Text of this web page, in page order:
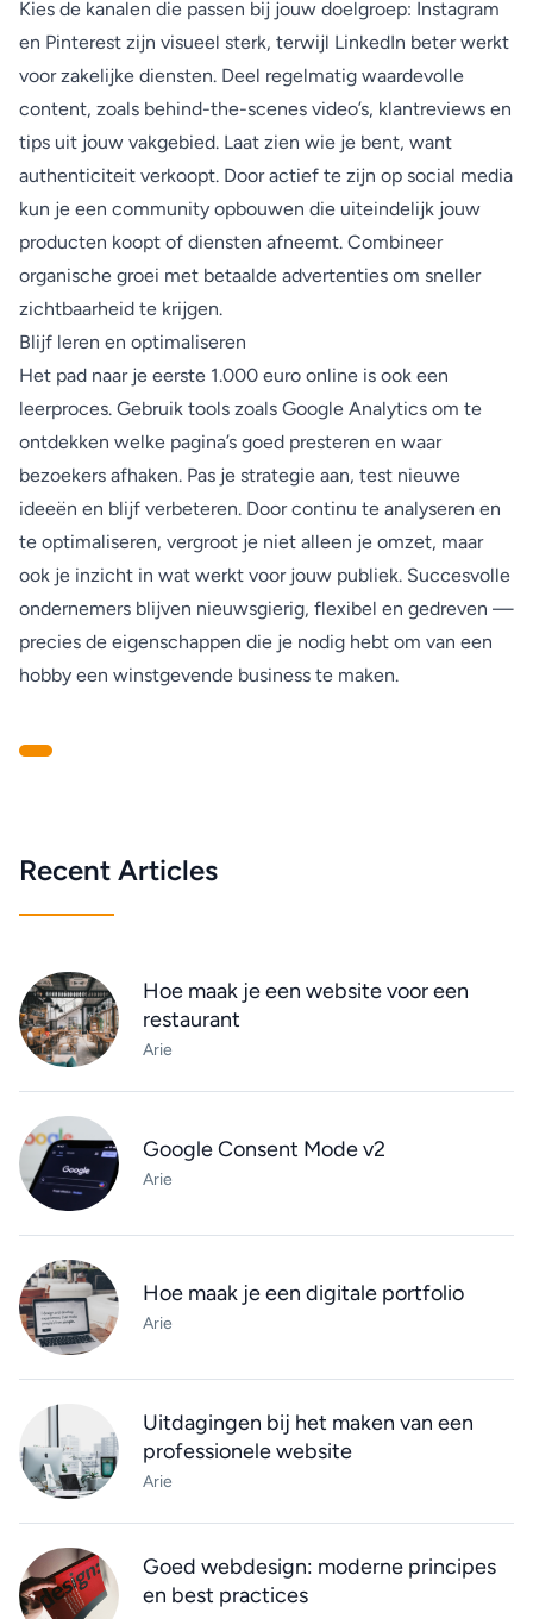
Kies de kanalen die passen bij jouw doelgroep: Instagram
en Pinterest zijn visueel sterk, terwijl LinkedIn beter werkt
voor zakelijke diensten. Deel regelmatig waardevolle
content, zoals behind-the-scenes video’s, klantreviews en
tips uit jouw vakgebied. Laat zien wie je bent, want
authenticiteit verkoopt. Door actief te zijn op social media
kun je een community opbouwen die uiteindelijk jouw
producten koopt of diensten afneemt. Combineer
organische groei met betaalde advertenties om sneller
zichtbaarheid te krijgen.
Blijf leren en optimaliseren
Het pad naar je eerste 1.000 euro online is ook een
leerproces. Gebruik tools zoals Google Analytics om te
ontdekken welke pagina’s goed presteren en waar
bezoekers afhaken. Pas je strategie aan, test nieuwe
ideeën en blijf verbeteren. Door continu te analyseren en
te optimaliseren, vergroot je niet alleen je omzet, maar
ook je inzicht in wat werkt voor jouw publiek. Succesvolle
ondernemers blijven nieuwsgierig, flexibel en gedreven —
precies de eigenschappen die je nodig hebt om van een
hobby een winstgevende business te maken.
Recent Articles
Hoe maak je een website voor een
restaurant
Arie
Google Consent Mode v2
Arie
Hoe maak je een digitale portfolio
Arie
Uitdagingen bij het maken van een
professionele website
Arie
Goed webdesign: moderne principes
en best practices